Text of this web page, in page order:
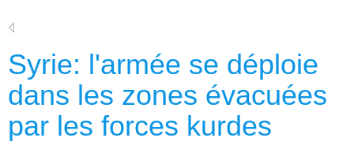
Syrie: l'armée se déploie
dans les zones évacuées
par les forces kurdes